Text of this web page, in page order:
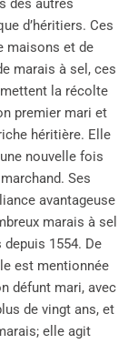
des autres
d’héritiers. Ces
maisons et de
marais à sel, ces
la récolte
premier mari et
héritière. Elle
nouvelle fois
Ses
avantageuse
marais à sel
1554. De
est mentionnée
défunt mari, avec
de vingt ans, et
elle agit